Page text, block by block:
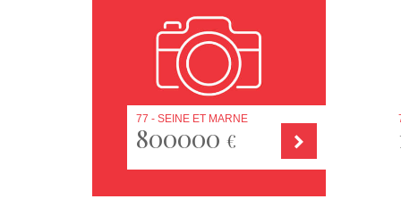
77 - SEINE ET MARNE
800000€